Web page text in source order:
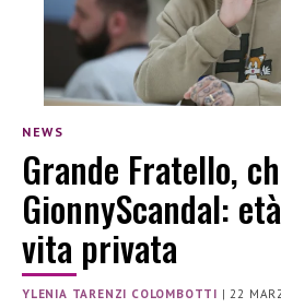
NEWS
Grande Fratello,
GionnyScandal:
vita privata
YLENIA TARENZI COLOMBOTTI |22